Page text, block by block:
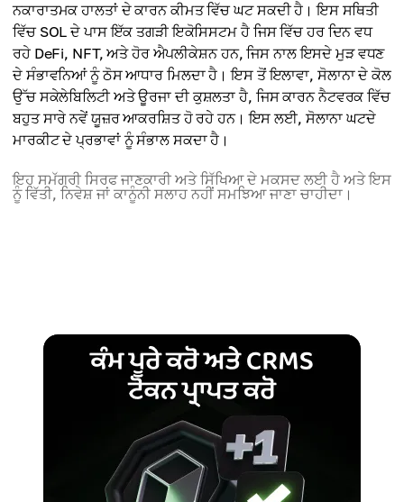
ਨਕਾਰਾਤਮਕ ਹਾਲਤਾਂ ਦੇ ਕਾਰਨ ਕੀਮਤ ਵਿੱਚ ਘਟ ਸਕਦੀ ਹੈ। ਇਸ ਸਥਿਤੀ
ਵਿੱਚ SOL ਦੇ ਪਾਸ ਇੱਕ ਤਗੜੀ ਇਕੋਸਿਸਟਮ ਹੈ ਜਿਸ ਵਿੱਚ ਹਰ ਦਿਨ ਵਧ
ਰਹੇ DeFi, NFT, ਅਤੇ ਹੋਰ ਐਪਲੀਕੇਸ਼ਨ ਹਨ, ਜਿਸ ਨਾਲ ਇਸਦੇ ਮੁੜ ਵਧਣ
ਦੇ ਸੰਭਾਵਨਿਆਂ ਨੂੰ ਠੋਸ ਆਧਾਰ ਮਿਲਦਾ ਹੈ। ਇਸ ਤੋਂ ਇਲਾਵਾ, ਸੋਲਾਨਾ ਦੇ ਕੋਲ
ਉੱਚ ਸਕੇਲੇਬਿਲਿਟੀ ਅਤੇ ਊਰਜਾ ਦੀ ਕੁਸ਼ਲਤਾ ਹੈ, ਜਿਸ ਕਾਰਨ ਨੈਟਵਰਕ ਵਿੱਚ
ਬਹੁਤ ਸਾਰੇ ਨਵੇਂ ਯੂਜ਼ਰ ਆਕਰਸ਼ਿਤ ਹੋ ਰਹੇ ਹਨ। ਇਸ ਲਈ, ਸੋਲਾਨਾ ਘਟਦੇ
ਮਾਰਕੀਟ ਦੇ ਪ੍ਰਭਾਵਾਂ ਨੂੰ ਸੰਭਾਲ ਸਕਦਾ ਹੈ।
ਇਹ ਸਮੱਗਰੀ ਸਿਰਫ ਜਾਣਕਾਰੀ ਅਤੇ ਸਿੱਖਿਆ ਦੇ ਮਕਸਦ ਲਈ ਹੈ ਅਤੇ ਇਸ
ਨੂੰ ਵਿੱਤੀ, ਨਿਵੇਸ਼ ਜਾਂ ਕਾਨੂੰਨੀ ਸਲਾਹ ਨਹੀਂ ਸਮਝਿਆ ਜਾਣਾ ਚਾਹੀਦਾ।